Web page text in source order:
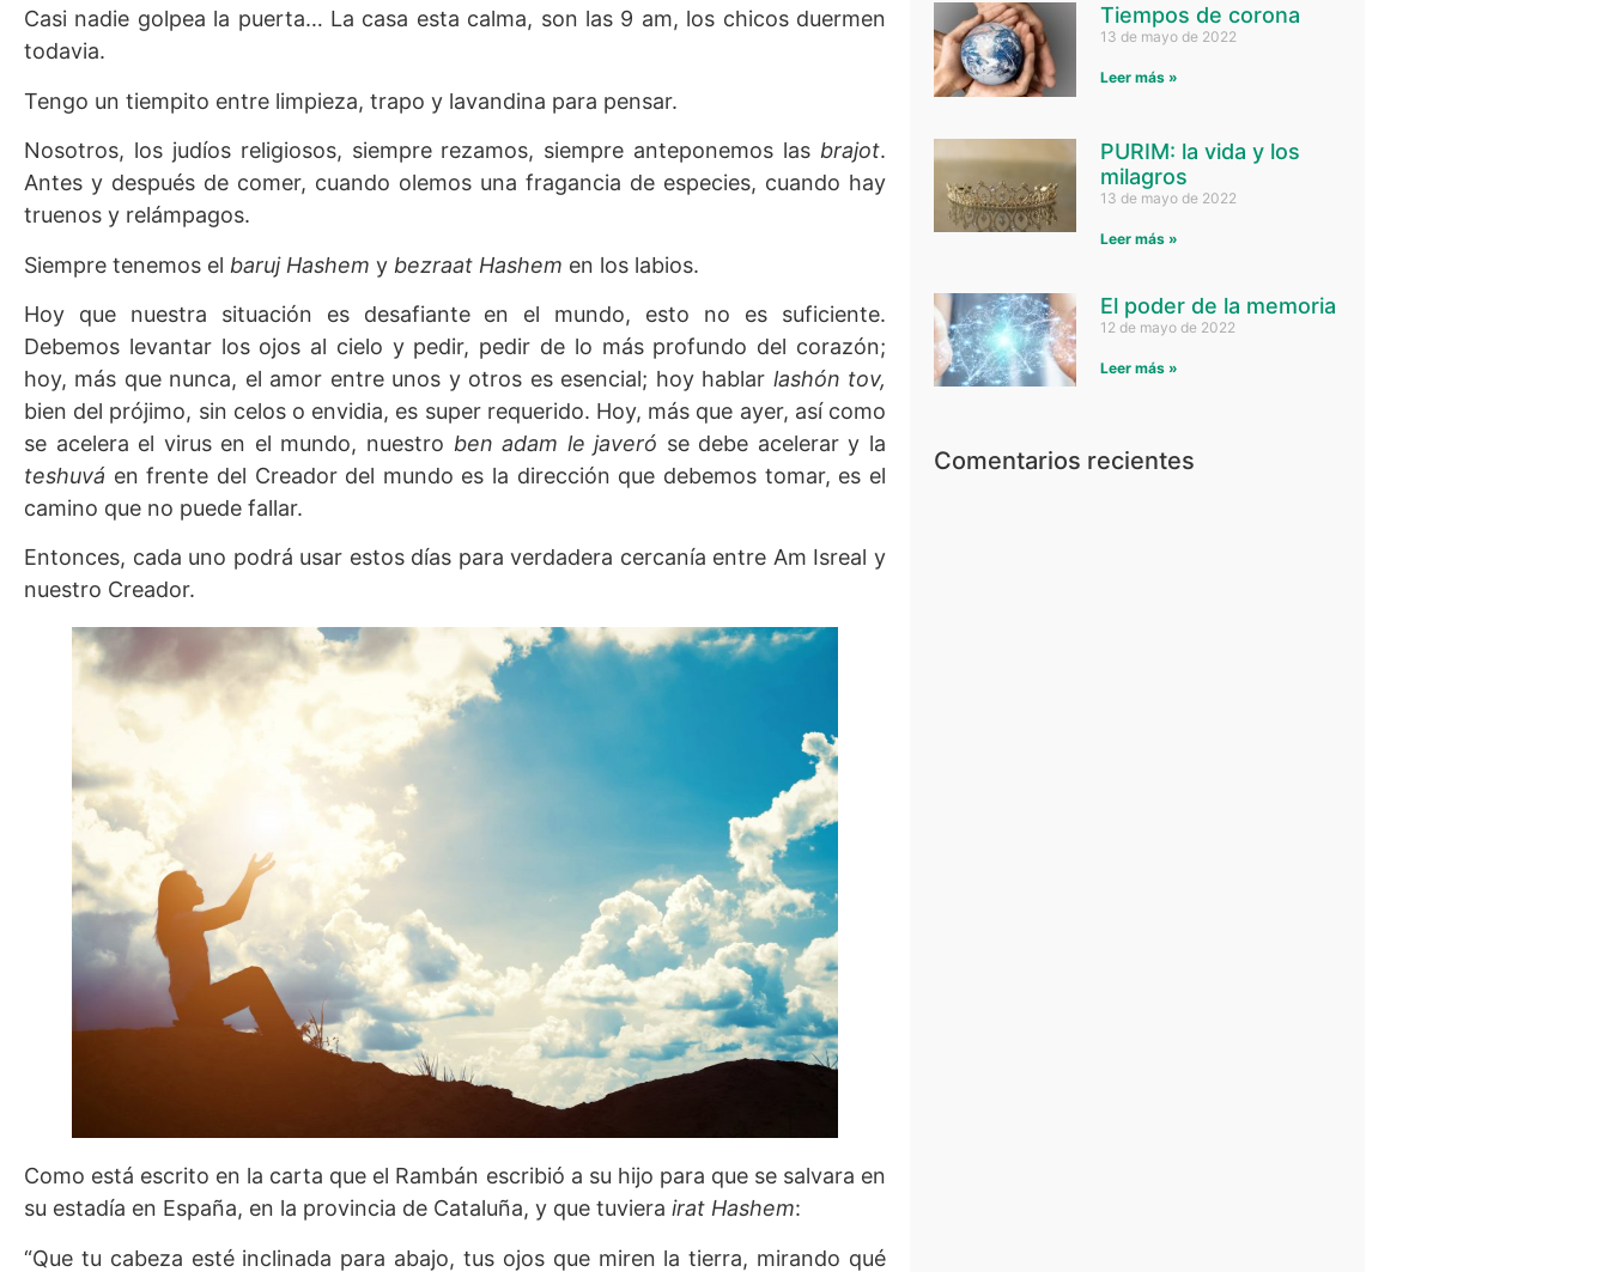
Casi nadie golpea la puerta… La casa esta calma, son las 9 am, los chicos duermen
todavia.
Tengo un tiempito entre limpieza, trapo y lavandina para pensar.
Nosotros, los judíos religiosos, siempre rezamos, siempre anteponemos las brajot.
Antes y después de comer, cuando olemos una fragancia de especies, cuando hay
truenos y relámpagos.
Siempre tenemos el baruj Hashem y bezraat Hashem en los labios.
Hoy que nuestra situación es desafiante en el mundo, esto no es suficiente.
Debemos levantar los ojos al cielo y pedir, pedir de lo más profundo del corazón;
hoy, más que nunca, el amor entre unos y otros es esencial; hoy hablar lashón tov,
bien del prójimo, sin celos o envidia, es super requerido. Hoy, más que ayer, así como
se acelera el virus en el mundo, nuestro ben adam le javeró se debe acelerar y la
teshuvá en frente del Creador del mundo es la dirección que debemos tomar, es el
camino que no puede fallar.
Entonces, cada uno podrá usar estos días para verdadera cercanía entre Am Isreal y
nuestro Creador.
Como está escrito en la carta que el Rambán escribió a su hijo para que se salvara en
su estadía en España, en la provincia de Cataluña, y que tuviera irat Hashem:
“Que tu cabeza esté inclinada para abajo, tus ojos que miren la tierra, mirando qué
Tiempos de corona
13 de mayo de 2022
Leer más »
PURIM: la vida y los
milagros
13 de mayo de 2022
Leer más »
El poder de la memoria
12 de mayo de 2022
Leer más »
Comentarios recientes